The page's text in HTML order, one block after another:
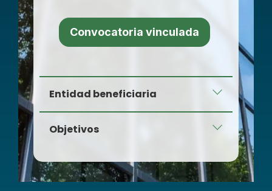
Convocatoria vinculada
Entidad beneficiaria
Objetivos
la valorización de residuos plásticos
termoestables con fibra de vidrio a